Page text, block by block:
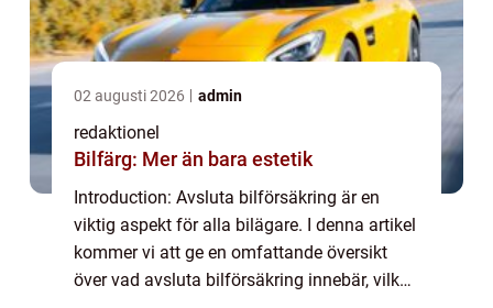
02 augusti 2026 admin
redaktionel
Bilfärg: Mer än bara estetik
Introduction: Avsluta bilförsäkring är en
viktig aspekt för alla bilägare. I denna artikel
kommer vi att ge en omfattande översikt
över vad avsluta bilförsäkring innebär, vilka